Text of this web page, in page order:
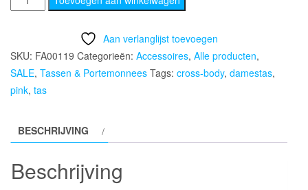
cross
tas,
dusty
pink
aantal
Aan verlanglijst toevoegen
SKU: FA00119 Categorieën: Accessoires, Alle producten,
SALE, Tassen & Portemonnees Tags: cross-body, damestas,
pink, tas
BESCHRIJVING
Beschrijving